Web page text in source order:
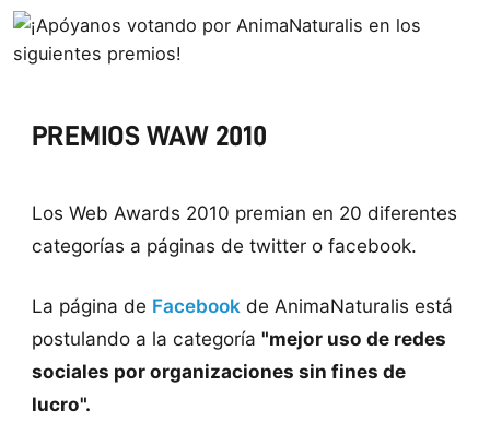
PREMIOS WAW 2010
Los Web Awards 2010 premian en 20 diferentes
categorías a páginas de twitter o facebook.
La página de Facebookde AnimaNaturalis está
postulando a la categoría "mejor uso de redes
sociales por organizaciones sin fines de
lucro".